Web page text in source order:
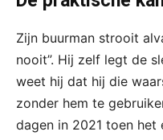
Zijn buurman strooit
nooit”. Hij zelf legt de
weet hij dat hij die
zonder hem te
dagen in 2021 toen